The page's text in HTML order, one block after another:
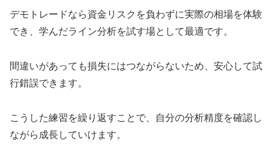
デモトレードなら資金リスクを負わずに実際の相場を体験
でき、学んだライン分析を試す場として最適です。
間違いがあっても損失にはつながらないため、安心して試
行錯誤できます。
こうした練習を繰り返すことで、自分の分析精度を確認し
ながら成長していけます。